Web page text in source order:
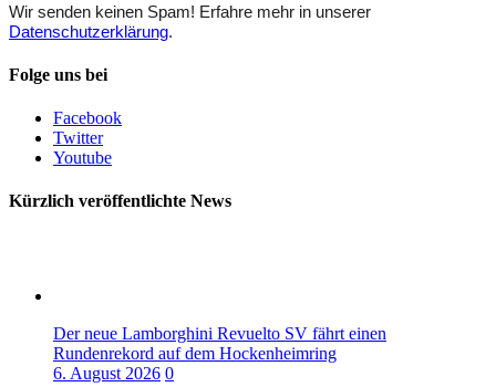
Wir senden keinen Spam! Erfahre mehr in unserer
Datenschutzerklärung.
Folge uns bei
Facebook
Twitter
Youtube
Kürzlich veröffentlichte News
Der neue Lamborghini Revuelto SV fährt einen
Rundenrekord auf dem Hockenheimring
6. August 2026 0